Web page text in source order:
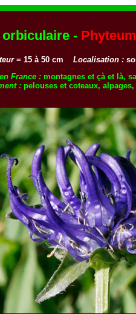
orbiculaire -
= 15 à 50 cm Localisation :
France : montagnes et çà et là,
: pelouses et coteaux,